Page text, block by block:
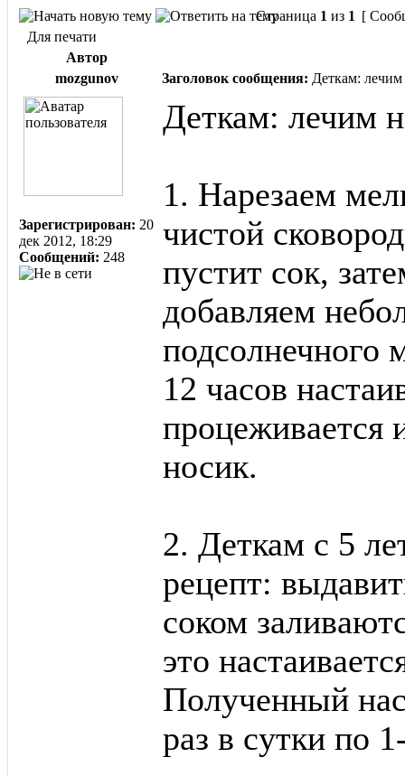
Страница 1 из 1 [
Для печати
Автор
mozgunov
Заголовок сообщения: Деткам:
Зарегистрирован: 20
дек 2012, 18:29
Сообщений: 248
Деткам: лечим
1. Нарезаем
чистой
пустит сок,
добавляем
подсолнечного
12 часов
процеживается
носик.
2. Деткам с 5
рецепт:
соком
это
Полученный
раз в сутки по